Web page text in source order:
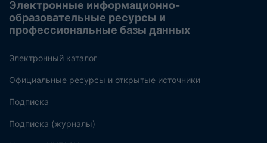
Электронные информационно-
образовательные ресурсы и
профессиональные базы данных
Электронный каталог
Официальные ресурсы и открытые источники
Подписка
Подписка (журналы)